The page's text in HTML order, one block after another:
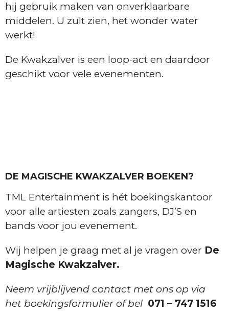
hij gebruik maken van onverklaarbare
middelen. U zult zien, het wonder water
werkt!
De Kwakzalver is een loop-act en daardoor
geschikt voor vele evenementen.
DE MAGISCHE KWAKZALVER BOEKEN?
TML Entertainment is hét boekingskantoor
voor alle artiesten zoals zangers, DJ’S en
bands voor jou evenement.
Wij helpen je graag met al je vragen over De
Magische Kwakzalver.
Neem vrijblijvend contact met ons op via
het boekingsformulier of bel 071 – 747 1516